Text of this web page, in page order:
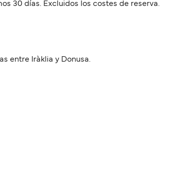
30 días. Excluidos los costes de reserva.
entre Iràklia y Donusa.